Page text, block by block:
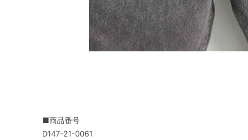
■商品番号
D147-21-0061